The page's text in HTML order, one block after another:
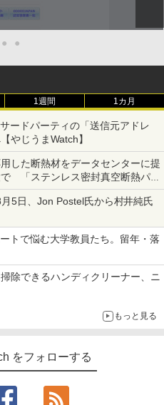
● ●
1週間 1カ月
ードパーティの「送信元アドレ
やじうまWatch】
した断熱材をデータセンターに提
「ステンレス密封真空断熱パネ
5日、Jon Postel氏から村井純氏
トで悩む大学教員たち。留年・落
除できるハンディクリーナー、ニ
もっと見る
をフォローする